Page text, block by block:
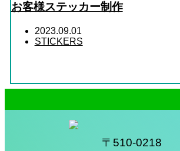
お客様ステッカー制作
2023.09.01
STICKERS
〒510-0218